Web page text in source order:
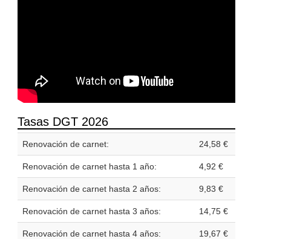
Tasas DGT 2026
Renovación de carnet: 24,58 €
Renovación de carnet hasta 1 año: 4,92 €
Renovación de carnet hasta 2 años: 9,83 €
Renovación de carnet hasta 3 años: 14,75 €
Renovación de carnet hasta 4 años: 19,67 €